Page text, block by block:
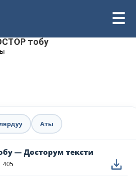
тобу
Аты
— Досторум тексти
405